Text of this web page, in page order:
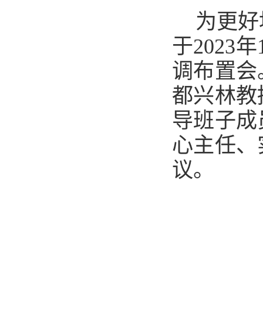
为更
于2023
调布置
都兴林
导班子
心主任
议。